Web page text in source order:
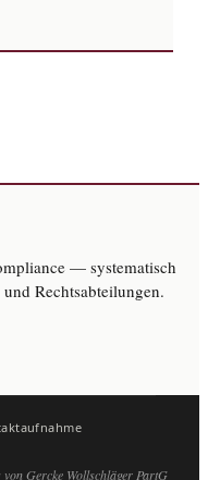
— systematisch
Rechtsabteilungen.
Gercke Wollschläger PartG